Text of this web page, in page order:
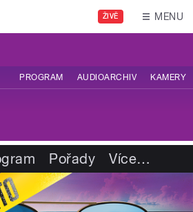
ŽIVĚ MENU
PROGRAM AUDIOARCHIV KAMERY
Pořady Více…